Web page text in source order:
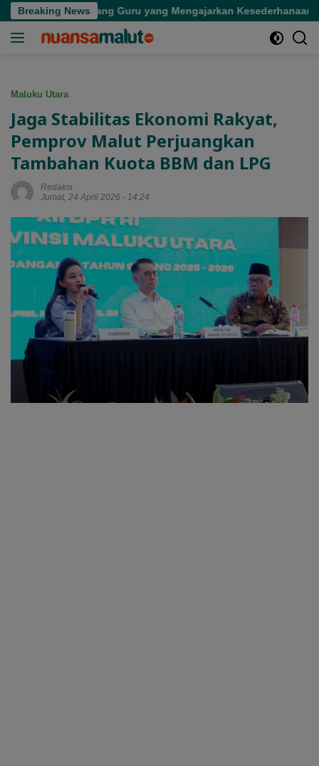
Langsung
ke
Breaking News
Seorang Guru yang Mengajarkan Kesederhanaan
Maluku Utara
Jaga Stabilitas Ekonomi Rakyat,
Pemprov Malut Perjuangkan
Tambahan Kuota BBM dan LPG
Redaksi
Jumat, 24 April 2026 - 14:24